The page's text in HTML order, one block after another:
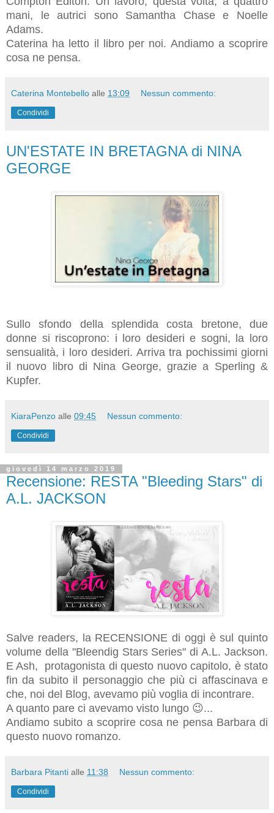
mani, le autrici sono Samantha Chase e Noelle
Adams.
Caterina ha letto il libro per noi. Andiamo a scoprire
cosa ne pensa.
Caterina Montebello alle 13:09 Nessun commento:
Condividi
UN'ESTATE IN BRETAGNA di NINA
GEORGE
Sullo sfondo della splendida costa bretone, due
donne si riscoprono: i loro desideri e sogni, la loro
sensualità, i loro desideri. Arriva tra pochissimi giorni
il nuovo libro di Nina George, grazie a Sperling &
Kupfer.
KiaraPenzo alle 09:45 Nessun commento:
Condividi
giovedì 14 marzo 2019
Recensione: RESTA "Bleeding Stars" di
A.L. JACKSON
Salve readers, la RECENSIONE di oggi è sul quinto
volume della "Bleendig Stars Series" di A.L. Jackson.
E Ash, protagonista di questo nuovo capitolo, è stato
fin da subito il personaggio che più ci affascinava e
che, noi del Blog, avevamo più voglia di incontrare.
A quanto pare ci avevamo visto lungo 😉...
Andiamo subito a scoprire cosa ne pensa Barbara di
questo nuovo romanzo.
Barbara Pitanti alle 11:38 Nessun commento:
Condividi